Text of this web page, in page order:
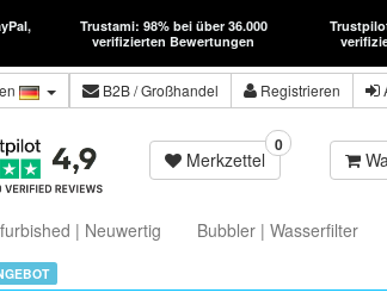
Trustami: 98% bei über 36.000
verifizierten Bewertungen
B2B/ Großhandel Registrieren
Merkzettel
0
| Neuwertig
Bubbler | Wasserfilter